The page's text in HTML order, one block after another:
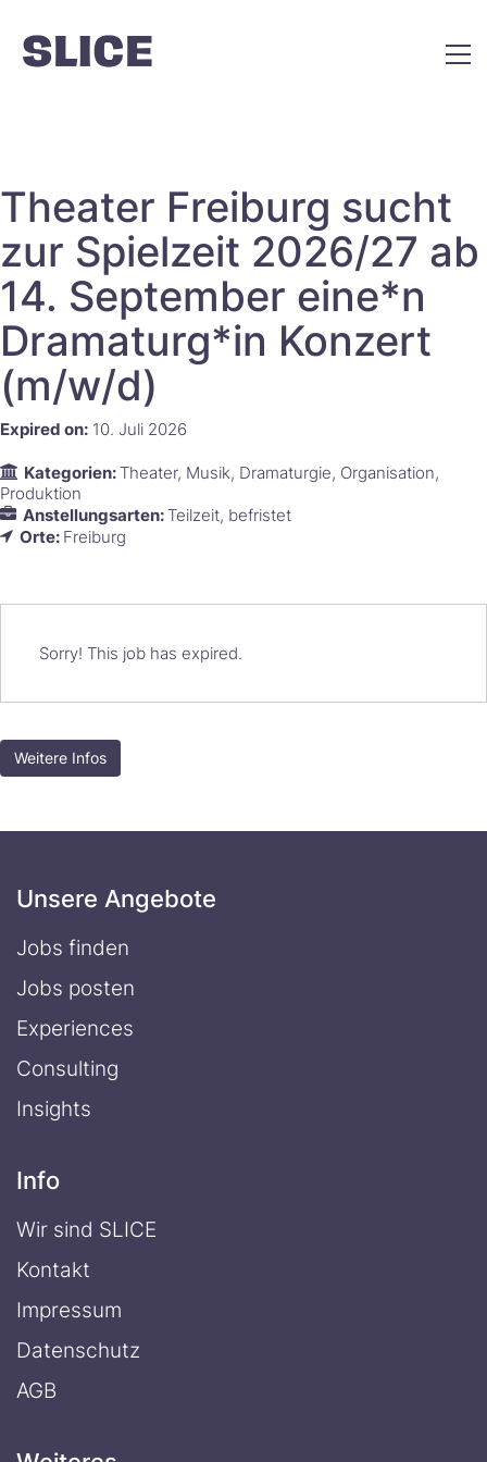
Theater Freiburg sucht
zur Spielzeit 2026/27 ab
14. September eine*n
Dramaturg*in Konzert
(m/w/d)
Expired on: 10. Juli 2026
Kategorien:Theater Musik Dramaturgie Organisation
Produktion
Anstellungsarten:Teilzeit befristet
Orte: Freiburg
Sorry! This job has expired.
Weitere Infos
Unsere Angebote
Jobs finden
Jobs posten
Experiences
Consulting
Insights
Info
Wir sind SLICE
Kontakt
Impressum
Datenschutz
AGB